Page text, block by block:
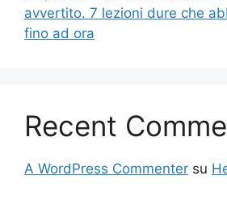
avvertito. 7 lezioni dure che
fino ad ora
Recent
A WordPress Commenter su